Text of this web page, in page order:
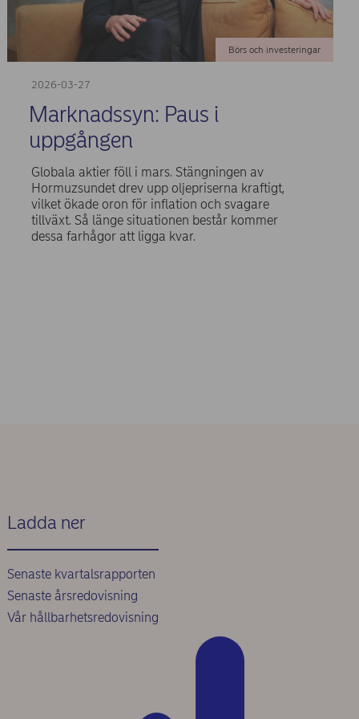
2026-03-27
Börs och investeringar
Marknadssyn: Paus i
uppgången
Globala aktier föll i mars. Stängningen av
Hormuzsundet drev upp oljepriserna kraftigt,
vilket ökade oron för inflation och svagare
tillväxt. Så länge situationen består kommer
dessa farhågor att ligga kvar.
Ladda ner
Senaste kvartalsrapporten
Senaste årsredovisning
Vår hållbarhetsredovisning